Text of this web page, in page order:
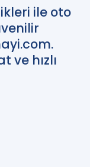
ile oto
ve hızlı